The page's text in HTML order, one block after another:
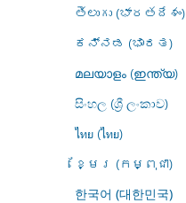
తెలుగు (భారతదేశం)
ಕನ್ನಡ (ಭಾರತ)
മലയാളം (ഇന്ത്യ)
සිංහල (ශ්‍රී ලංකාව)
ไทย (ไทย)
ខ្មែរ (កម្ពុជា)
한국어 (대한민국)